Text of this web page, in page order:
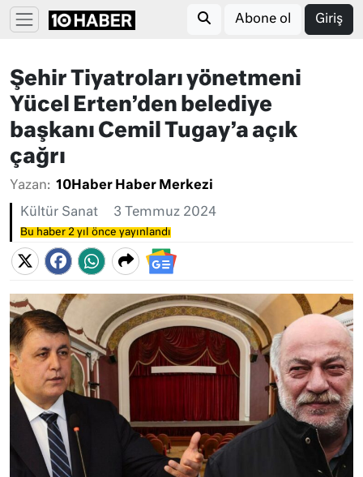
Abone ol Giriş
Şehir Tiyatroları yönetmeni
Yücel Erten’den belediye
başkanı Cemil Tugay’a açık
çağrı
Yazan: 10Haber Haber Merkezi
Kültür Sanat 3 Temmuz 2024
Bu haber 2 yıl önce yayınlandı